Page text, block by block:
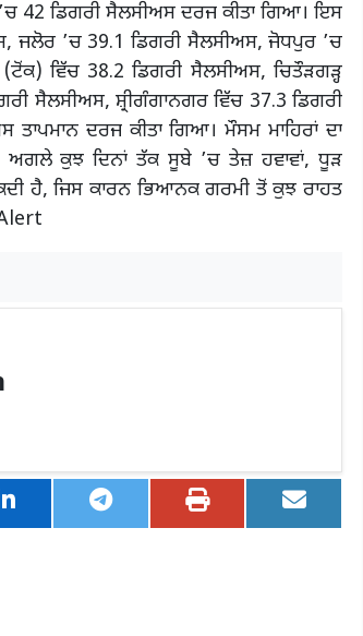
42 ਡਿਗਰੀ ਸੈਲਸੀਅਸ ਦਰਜ ਕੀਤਾ ਗਿਆ। ਇਸ
ਜਲੋਰ ’ਚ 39.1 ਡਿਗਰੀ ਸੈਲਸੀਅਸ, ਜੋਧਪੁਰ ’ਚ
ਵਿੱਚ 38.2 ਡਿਗਰੀ ਸੈਲਸੀਅਸ, ਚਿਤੌੜਗੜ੍ਹ
ਸੈਲਸੀਅਸ, ਸ਼੍ਰੀਗੰਗਾਨਗਰ ਵਿੱਚ 37.3 ਡਿਗਰੀ
ਦਰਜ ਕੀਤਾ ਗਿਆ। ਮੌਸਮ ਮਾਹਿਰਾਂ ਦਾ
ਅਗਲੇ ਕੁਝ ਦਿਨਾਂ ਤੱਕ ਸੂਬੇ ’ਚ ਤੇਜ਼ ਹਵਾਵਾਂ, ਧੂੜ
ਹੈ, ਜਿਸ ਕਾਰਨ ਭਿਆਨਕ ਗਰਮੀ ਤੋਂ ਕੁਝ ਰਾਹਤ